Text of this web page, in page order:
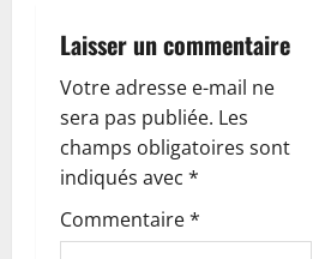
t
i
o
n
d
Laisser un commentaire
Votre adresse e-mail ne
sera pas publiée. Les
champs obligatoires sont
indiqués avec *
Commentaire*